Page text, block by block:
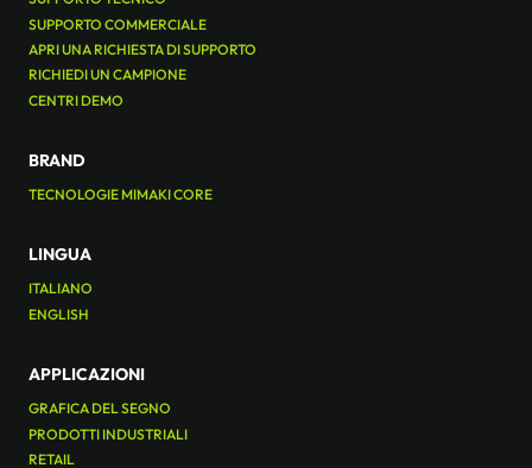
SUPPORTO COMMERCIALE
APRI UNA RICHIESTA DI SUPPORTO
RICHIEDI UN CAMPIONE
CENTRI DEMO
BRAND
TECNOLOGIE MIMAKI CORE
LINGUA
ITALIANO
ENGLISH
APPLICAZIONI
GRAFICA DEL SEGNO
PRODOTTI INDUSTRIALI
RETAIL